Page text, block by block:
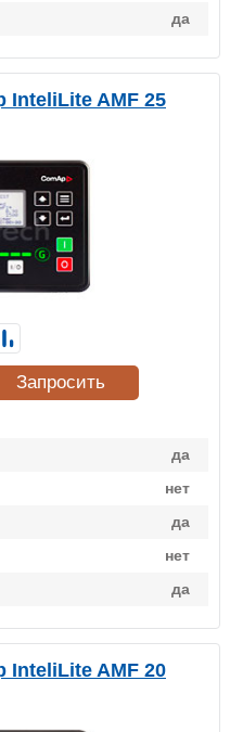
да
InteliLite AMF 25
да
нет
да
нет
да
Запросить
InteliLite AMF 20